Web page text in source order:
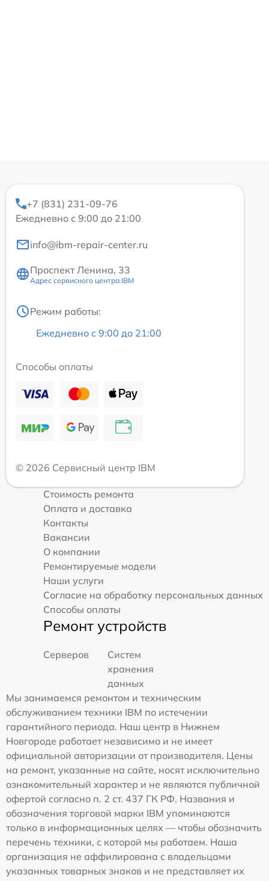
+7 (831) 231-09-76
Ежедневно с 9:00 до 21:00
info@ibm-repair-center.ru
Проспект Ленина, 33
Адрес сервисного центра IBM
Режим работы:
Ежедневно с 9:00 до 21:00
Способы оплаты
© 2026 Сервисный центр IBM
Стоимость ремонта
Оплата и доставка
Контакты
Вакансии
О компании
Ремонтируемые модели
Наши услуги
Согласие на обработку персональных данных
Способы оплаты
Ремонт устройств
Серверов
Систем
хранения
данных
Мы занимаемся ремонтом и техническим
обслуживанием техники IBM по истечении
гарантийного периода. Наш центр в Нижнем
Новгороде работает независимо и не имеет
официальной авторизации от производителя. Цены
на ремонт, указанные на сайте, носят исключительно
ознакомительный характер и не являются публичной
офертой согласно п. 2 ст. 437 ГК РФ. Названия и
обозначения торговой марки IBM упоминаются
только в информационных целях — чтобы обозначить
перечень техники, с которой мы работаем. Наша
организация не аффилирована с владельцами
указанных товарных знаков и не представляет их